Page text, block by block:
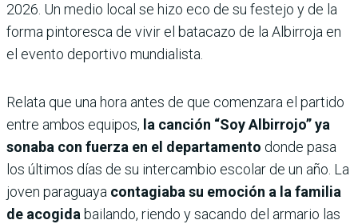
2026. Un medio local se hizo eco de su festejo y de la
forma pintoresca de vivir el batacazo de la Albirroja en
el evento deportivo mundialista.
Relata que una hora antes de que comenzara el partido
entre ambos equipos, la canción “Soy Albirrojo” ya
sonaba con fuerza en el departamento donde pasa
los últimos días de su intercambio escolar de un año. La
joven paraguaya contagiaba su emoción a la familia
de acogida bailando, riendo y sacando del armario las